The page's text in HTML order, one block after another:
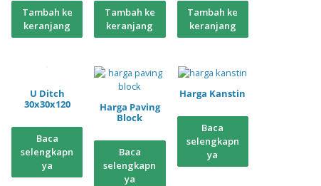
Tambah ke
keranjang
Tambah ke
keranjang
Tambah ke
keranjang
U Ditch
30x30x120
Baca
selengkapn
ya
Harga Paving
Block
Baca
selengkapn
ya
Harga Kanstin
Baca
selengkapn
ya